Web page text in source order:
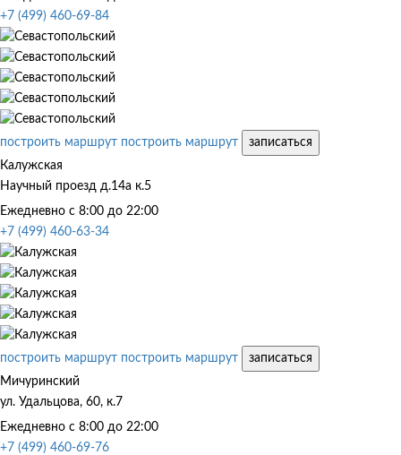
+7 (499) 460-69-84
построить маршрут построить маршрут
записаться
Калужская
Научный проезд д.14а к.5
Ежедневно с 8:00 до 22:00
+7 (499) 460-63-34
построить маршрут построить маршрут
записаться
Мичуринский
ул. Удальцова, 60, к.7
Ежедневно с 8:00 до 22:00
+7 (499) 460-69-76